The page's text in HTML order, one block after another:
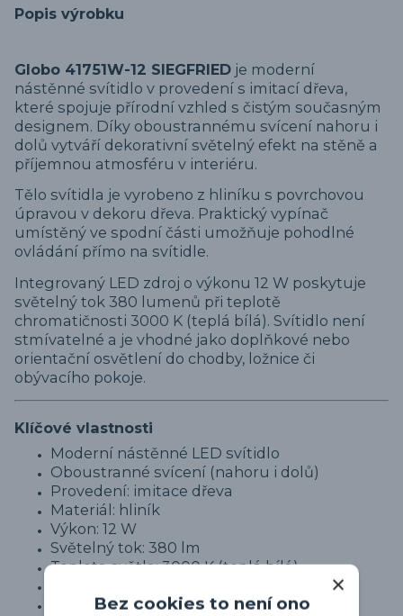
Popis výrobku
Globo 41751W-12 SIEGFRIED je moderní
nástěnné svítidlo v provedení s imitací dřeva,
které spojuje přírodní vzhled s čistým současným
designem. Díky oboustrannému svícení nahoru i
dolů vytváří dekorativní světelný efekt na stěně a
příjemnou atmosféru v interiéru.
Tělo svítidla je vyrobeno z hliníku s povrchovou
úpravou v dekoru dřeva. Praktický vypínač
umístěný ve spodní části umožňuje pohodlné
ovládání přímo na svítidle.
Integrovaný LED zdroj o výkonu 12 W poskytuje
světelný tok 380 lumenů při teplotě
chromatičnosti 3000 K (teplá bílá). Svítidlo není
stmívatelné a je vhodné jako doplňkové nebo
orientační osvětlení do chodby, ložnice či
obývacího pokoje.
Klíčové vlastnosti
Moderní nástěnné LED svítidlo
Oboustranné svícení (nahoru i dolů)
Provedení: imitace dřeva
Materiál: hliník
Výkon: 12 W
Světelný tok: 380 lm
Teplota světla: 3000 K (teplá bílá)
Není stmívatelné
Bez cookies to není ono